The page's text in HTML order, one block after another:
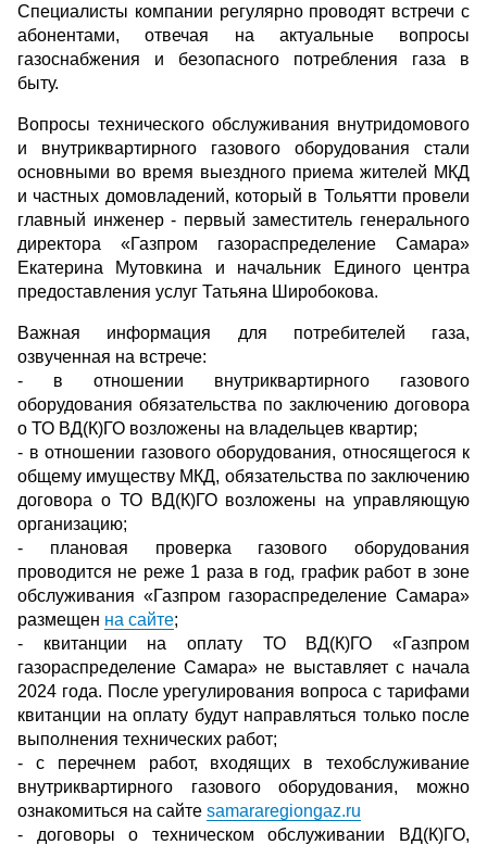
Специалисты компании регулярно проводят встречи с
абонентами, отвечая на актуальные вопросы
газоснабжения и безопасного потребления газа в
быту.
Вопросы технического обслуживания внутридомового
и внутриквартирного газового оборудования стали
основными во время выездного приема жителей МКД
и частных домовладений, который в Тольятти провели
главный инженер - первый заместитель генерального
директора «Газпром газораспределение Самара»
Екатерина Мутовкина и начальник Единого центра
предоставления услуг Татьяна Широбокова.
Важная информация для потребителей газа,
озвученная на встрече:
- в отношении внутриквартирного газового
оборудования обязательства по заключению договора
о ТО ВД(К)ГО возложены на владельцев квартир;
- в отношении газового оборудования, относящегося к
общему имуществу МКД, обязательства по заключению
договора о ТО ВД(К)ГО возложены на управляющую
организацию;
- плановая проверка газового оборудования
проводится не реже 1 раза в год, график работ в зоне
обслуживания «Газпром газораспределение Самара»
размещен на сайте;
- квитанции на оплату ТО ВД(К)ГО «Газпром
газораспределение Самара» не выставляет с начала
2024 года. После урегулирования вопроса с тарифами
квитанции на оплату будут направляться только после
выполнения технических работ;
- с перечнем работ, входящих в техобслуживание
внутриквартирного газового оборудования, можно
ознакомиться на сайте samararegiongaz.ru
- договоры о техническом обслуживании ВД(К)ГО,